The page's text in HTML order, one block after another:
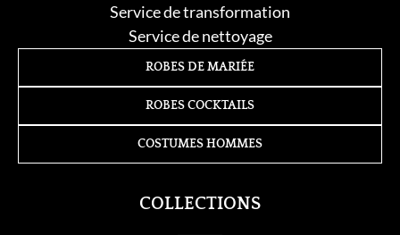
Service de transformation
Service de nettoyage
COLLECTIONS
ROBES DE MARIÉE
ROBES COCKTAILS
COSTUMES HOMMES